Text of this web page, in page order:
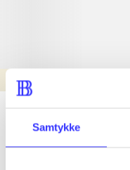
Samtykke
Nyhed